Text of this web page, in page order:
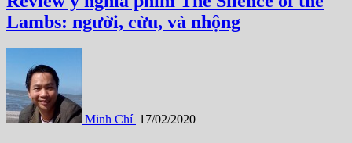
Lambs: người, cừu, và nhộng
Minh Chí 17/02/2020